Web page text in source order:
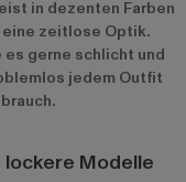
in dezenten Farben
eine zeitlose Optik.
gerne schlicht und
jedem Outfit
lockere Modelle